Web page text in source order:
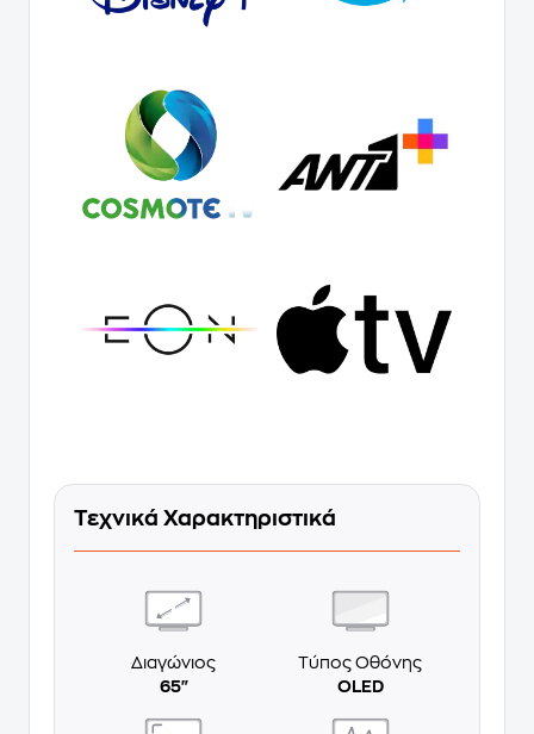
Τεχνικά Χαρακτηριστικά
Διαγώνιος
65"
Τύπος Οθόνης
OLED